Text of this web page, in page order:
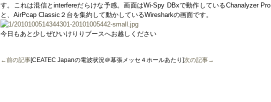
す。これは混信とinterfereだらけな予感。画面はWi-Spy DBxで動作しているChanalyzer Pro
と、AirPcap Classic２台を集約して動かしているWiresharkの画面です。
今日もあと少しぜひいけりりブースへお越しください
←前の記事[CEATEC Japanの電波状況＠幕張メッセ４ホールあたり]次の記事→